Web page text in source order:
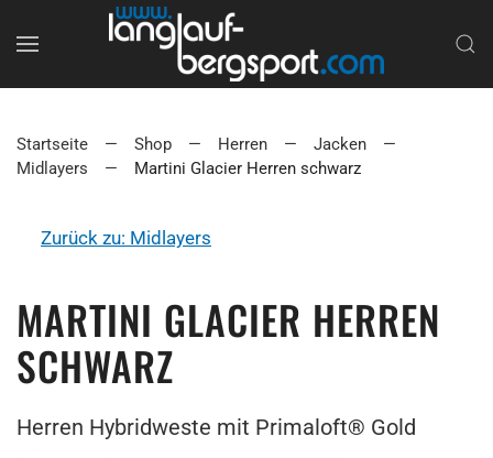
Startseite Shop Herren
Jacken
Midlayers
Martini Glacier Herren schwarz
Zurück zu: Midlayers
MARTINI GLACIER HERREN
SCHWARZ
Herren Hybridweste mit Primaloft® Gold